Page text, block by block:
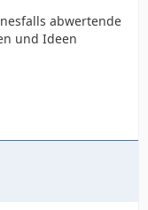
abwertende
und Ideen